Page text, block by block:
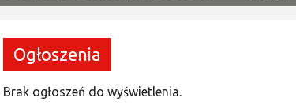
Ogłoszenia
Brak ogłoszeń do wyświetlenia.